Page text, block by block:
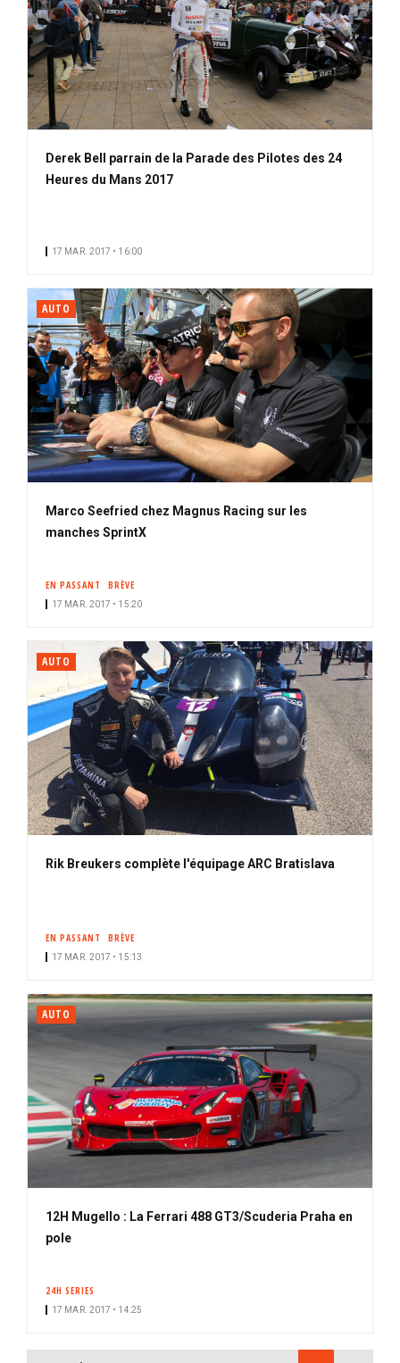
Derek Bell parrain de la Parade des Pilotes des 24
Heures du Mans 2017
17 MAR. 2017 • 16:00
AUTO
Marco Seefried chez Magnus Racing sur les
manches SprintX
EN PASSANT BRÈVE
17 MAR. 2017 • 15:20
AUTO
Rik Breukers complète l'équipage ARC Bratislava
EN PASSANT BRÈVE
17 MAR. 2017 • 15:13
AUTO
12H Mugello : La Ferrari 488 GT3/Scuderia Praha en
pole
24H SERIES
17 MAR. 2017 • 14:25